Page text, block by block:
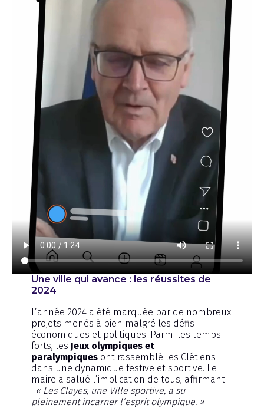
Une ville qui avance : les réussites de
2024
L’année 2024 a été marquée par de nombreux
projets menés à bien malgré les défis
économiques et politiques. Parmi les temps
forts, les Jeux olympiques et
paralympiquesont rassemblé les Clétiens
dans une dynamique festive et sportive. Le
maire a salué l’implication de tous, affirmant
: « Les Clayes, une Ville sportive, a su
pleinement incarner l’esprit olympique. »